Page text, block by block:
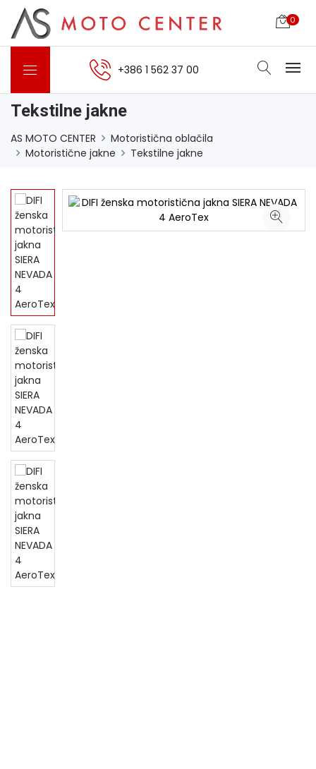
0
+386 1 562 37 00
Tekstilne jakne
AS MOTO CENTER
Motoristična oblačila
Motoristične jakne
Tekstilne jakne